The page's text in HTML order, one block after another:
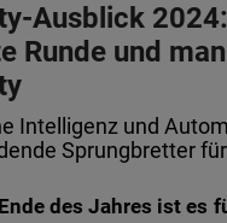
Ausblick
Runde und
Intelligenz und
Sprungbretter
des Jahres ist es